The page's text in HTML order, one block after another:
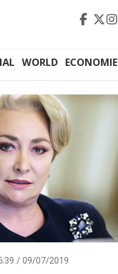
WORLD ECONOMIE
/ 09/07/2019